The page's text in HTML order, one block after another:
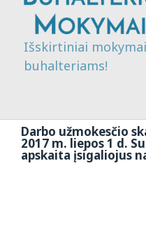
Išskirtiniai
buhalteriams!
Darbo užmokesčio
2017 m. liepos 1 d.
apskaita įsigaliojus